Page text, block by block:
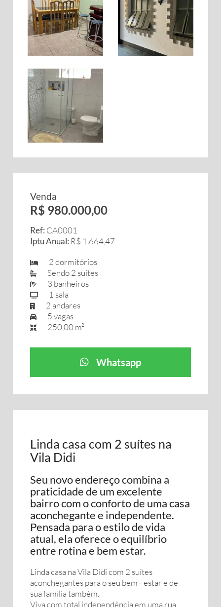
Venda
R$ 980.000,00
Ref: CA0001
Iptu Anual: R$ 1.664,47
2 dormitórios
Sendo 2 suítes
3 banheiros
1 sala
2 andares
5 vagas
250,00 m²
Whatsapp
Linda casa com 2 suítes na
Vila Didi
Seu novo endereço combina a
praticidade de um excelente
bairro com o conforto de uma casa
aconchegante e independente.
Pensada para o estilo de vida
atual, ela oferece o equilíbrio
entre rotina e bem estar.
Linda casa na Vila Didi com 2 suítes
aconchegantes para o seu bem - estar e de
sua família também.
Viva com total independência em uma rua